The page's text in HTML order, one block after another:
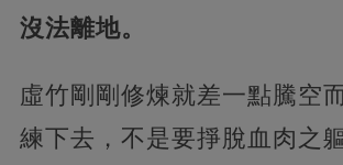
沒法離地。
虛竹剛剛修煉就差一點騰空
練下去，不是要掙脫血肉之